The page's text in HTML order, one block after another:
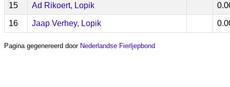
15 Ad Rikoert, Lopik
16 Jaap Verhey, Lopik
Pagina gegenereerd door Nederlandse Fierljepbond